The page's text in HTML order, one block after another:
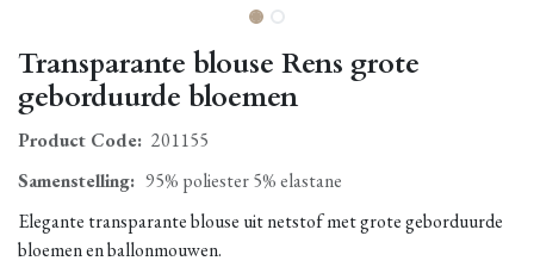
Transparante blouse Rens grote
geborduurde bloemen
Product Code: 201155
Samenstelling: 95% poliester 5% elastane
Elegante transparante blouse uit netstof met grote geborduurde
bloemen en ballonmouwen.